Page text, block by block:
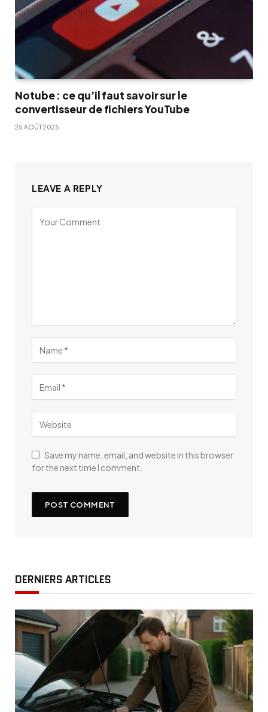
Notube : ce qu’il faut savoir sur le
convertisseur de fichiers YouTube
25 AOÛT 2025
LEAVE A REPLY
Save my name, email, and website in this browser
for the next time I comment.
DERNIERS ARTICLES